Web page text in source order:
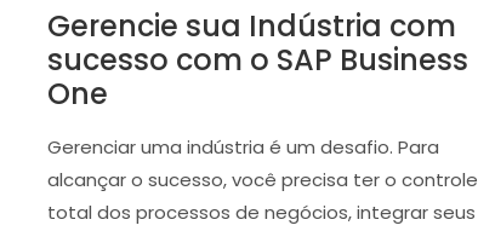
Gerencie sua Indústria com
sucesso com o SAP Business
One
Gerenciar uma indústria é um desafio. Para
alcançar o sucesso, você precisa ter o controle
total dos processos de negócios, integrar seus